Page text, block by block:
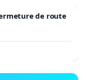
de route